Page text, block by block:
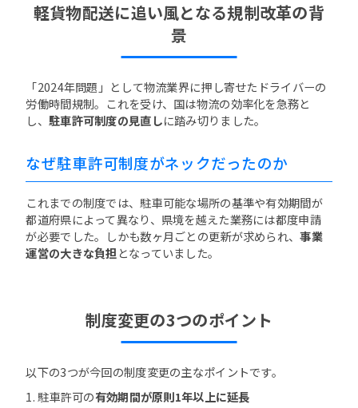
軽貨物配送に追い風となる規制改革の背
景
「2024年問題」として物流業界に押し寄せたドライバーの
労働時間規制。これを受け、国は物流の効率化を急務と
し、 駐車許可制度の見直しに踏み切りました。
なぜ駐車許可制度がネックだったのか
これまでの制度では、駐車可能な場所の基準や有効期間が
都道府県によって異なり、県境を越えた業務には都度申請
が必要でした。しかも数ヶ月ごとの更新が求められ、事業
運営の大きな負担となっていました。
制度変更の3つのポイント
以下の3つが今回の制度変更の主なポイントです。
1. 駐車許可の有効期間が原則1年以上に延長